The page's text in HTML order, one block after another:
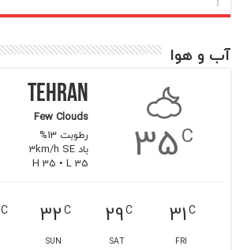
آب و هوا
35C
Tehran
Few Clouds
رطوبت 13%
باد 3km/h SE
H 35 • L 35
31C
FRI
29C
SAT
32C
SUN
C